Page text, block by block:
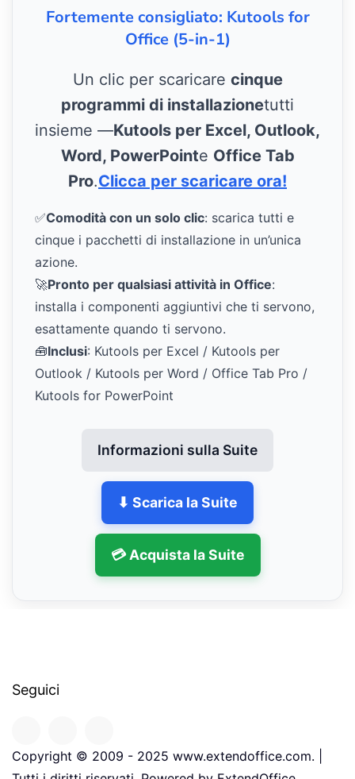
Fortemente consigliato: Kutools for
Office (5-in-1)
Un clic per scaricare cinque
programmi di installazionetutti
insieme —Kutools per Excel, Outlook,
Word, PowerPointe Office Tab
Pro.Clicca per scaricare ora!
✅Comodità con un solo clic: scarica tutti e
cinque i pacchetti di installazione in un’unica
azione.
🚀Pronto per qualsiasi attività in Office:
installa i componenti aggiuntivi che ti servono,
esattamente quando ti servono.
🧰Inclusi: Kutools per Excel / Kutools per
Outlook / Kutools per Word / Office Tab Pro /
Kutools for PowerPoint
Informazioni sulla Suite
⬇ Scarica la Suite
💳 Acquista la Suite
Seguici
Copyright © 2009 - 2025 www.extendoffice.com. |